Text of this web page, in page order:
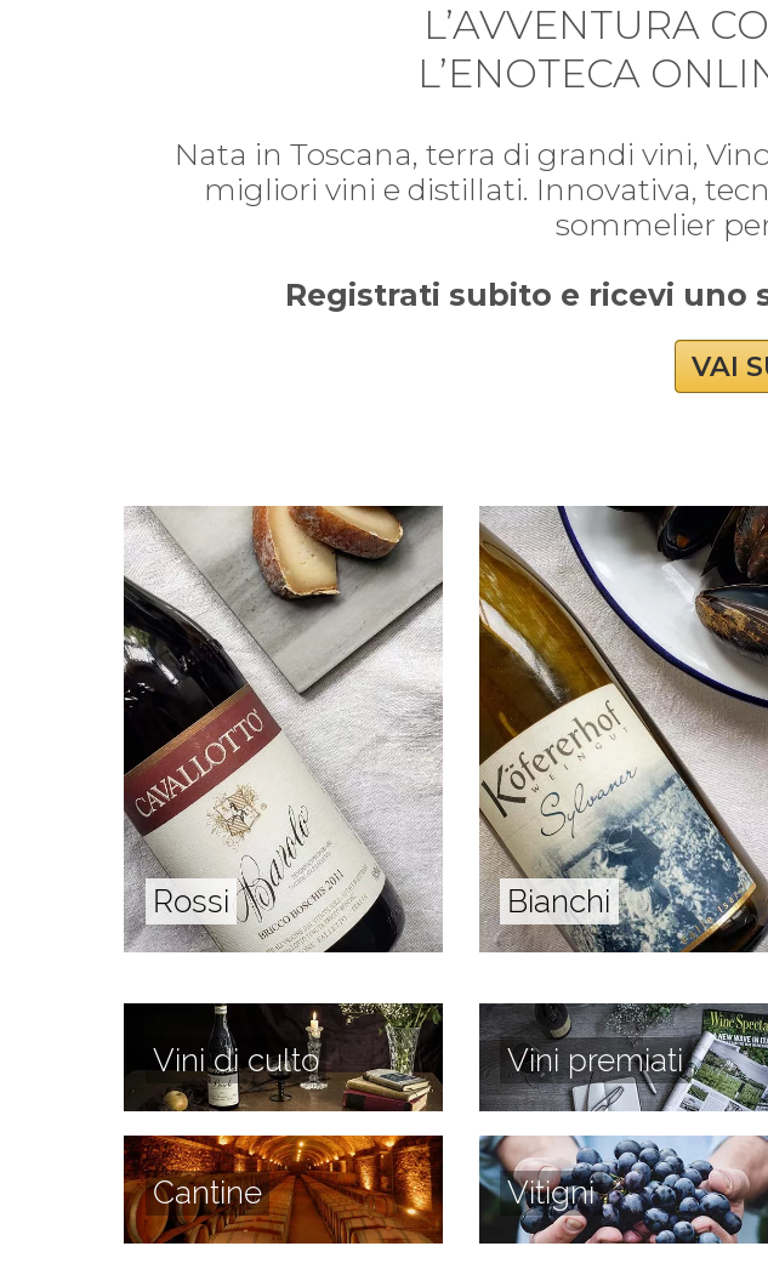
L’AVVENTURA
L’ENOTECA
Nata in Toscana, terra di grandi vini,
migliori vini e distillati. Innovativa,
sommelier
Registrati subito e ricevi uno
VAI
Rossi Bianchi
Vini di culto Vini premiati
Cantine Vitigni